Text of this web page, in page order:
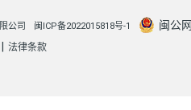
公司 闽ICP备2022015818号-1 闽公
| 法律条款